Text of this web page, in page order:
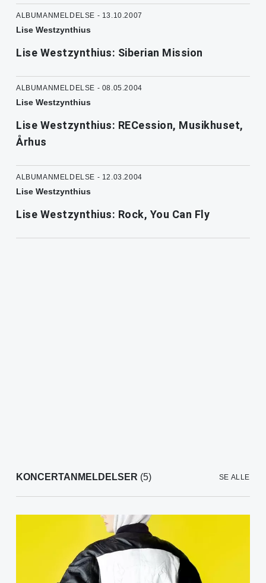
ALBUMANMELDELSE - 13.10.2007
Lise Westzynthius
Lise Westzynthius: Siberian Mission
ALBUMANMELDELSE - 08.05.2004
Lise Westzynthius
Lise Westzynthius: RECession, Musikhuset,
Århus
ALBUMANMELDELSE - 12.03.2004
Lise Westzynthius
Lise Westzynthius: Rock, You Can Fly
KONCERTANMELDELSER (5) SE ALLE